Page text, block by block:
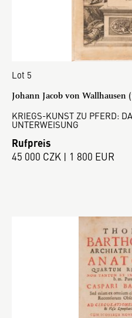
Lot 5
Johann Jacob von Wallhausen
KRIEGS-KUNST ZU PFERD:
UNTERWEISUNG
Rufpreis
45 000 CZK | 1 800 EUR